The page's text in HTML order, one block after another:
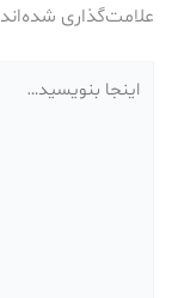
علامت‌گذاری شده‌اند
بنویسید…